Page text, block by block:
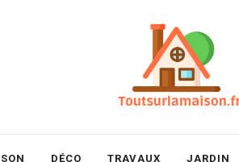
DÉCO TRAVAUX JARDIN